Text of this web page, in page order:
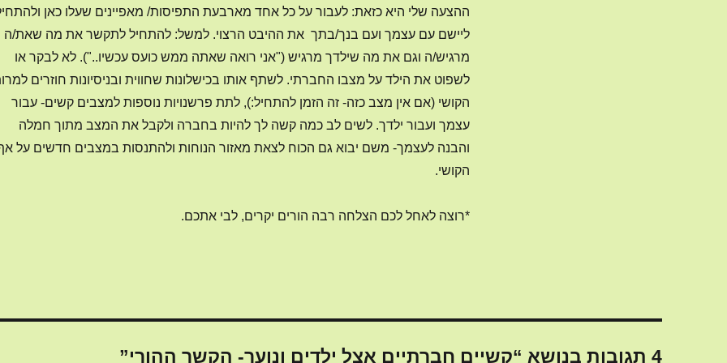
ההצעה שלי היא כזאת: לעבור על כל אחד מארבעת התפיסות/ מאפיינים שעלו כאן
ליישם עם עצמך ועם בנך/בתך את ההיבט הרצוי. למשל: להתחיל לתקשר את מה שאת/ה
מרגיש/ה וגם את מה שילדך מרגיש ("אני רואה שאתה ממש כועס עכשיו.."). לא לבקר או
לשפוט את הילד על מצבו החברתי. לשתף אותו בכישלונות שחווית ובניסיונות חוזרים
הקושי (אם אין מצב כזה- זה הזמן להתחיל:), לתת פרשנויות נוספות למצבים קשים- עבור
עצמך ועבור ילדך. לשים לב כמה קשה לך להיות בחברה ולקבל את המצב מתוך חמלה
והבנה לעצמך- משם יבוא גם הכוח לצאת מאזור הנוחות ולהתנסות במצבים חדשים על
הקושי.
*רוצה לאחל לכם הצלחה רבה הורים יקרים, לבי אתכם.
4 תגובות בנושא “קשיים חברתיים אצל ילדים ונוער- הקשר ההורי”